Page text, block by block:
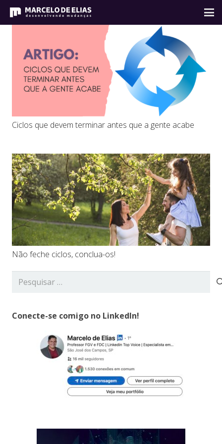
Ciclos que devem terminar antes que a gente acabe
Não feche ciclos, conclua-os!
Pesquisar
Conecte-se comigo no LinkedIn!